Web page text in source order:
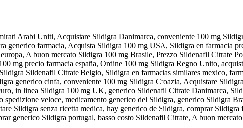
Arabi Uniti, Acquistare Sildigra Danimarca, conveniente 100 mg
generico farmacia, Acquista Sildigra 100 mg USA, Sildigra en farmacia
A buon mercato Sildigra 100 mg Brasile, Prezzo Sildenafil Citrate
mg precio farmacia españa, Ordine 100 mg Sildigra Regno Unito,
Sildenafil Citrate Belgio, Sildigra en farmacias similares mexico,
generico cinfa, conveniente 100 mg Sildigra Croazia, Acquistare
in linea Sildigra 100 mg UK, generico Sildenafil Citrate Danimarca,
veloce, medicamento generico del Sildigra, generico Sildigra
Sildigra senza ricetta medica, hay generico de Sildigra, comprar
generico Sildigra portugal, basso costo Sildenafil Citrate, A buon